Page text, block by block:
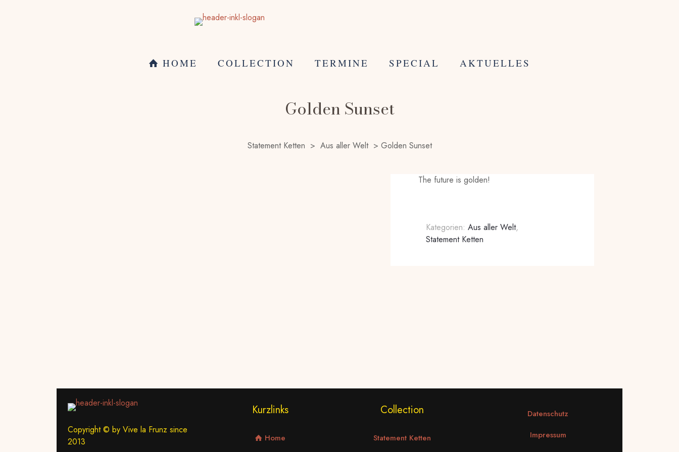
HOME COLLECTION TERMINE SPECIAL AKTUELLES
Golden Sunset
Statement Ketten > Aus aller Welt > Golden Sunset
The future is golden!
Kategorien: Aus aller Welt,
Statement Ketten
Copyright © by Vive la Frunz since
2013
Kurzlinks
Home
Collection
Statement Ketten
Datenschutz
Impressum